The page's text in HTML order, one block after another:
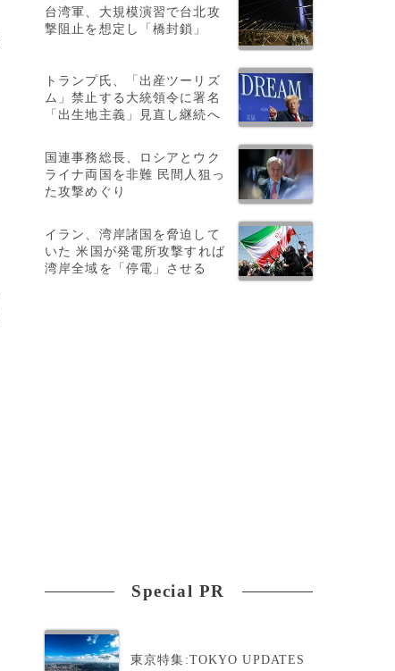
台湾軍、大規模演習で台北攻
撃阻止を想定し「橋封鎖」
トランプ氏、「出産ツーリズ
ム」禁止する大統領令に署名
「出生地主義」見直し継続へ
国連事務総長、ロシアとウク
ライナ両国を非難 民間人狙っ
た攻撃めぐり
イラン、湾岸諸国を脅迫して
いた 米国が発電所攻撃すれば
湾岸全域を「停電」させる
Special PR
東京特集:TOKYO UPDATES